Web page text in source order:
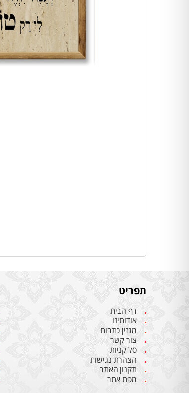
תפריט
דף הבית
אודותינו
מגזין כתבות
צור קשר
סל קניות
הצהרת נגישות
תקנון האתר
מפת אתר